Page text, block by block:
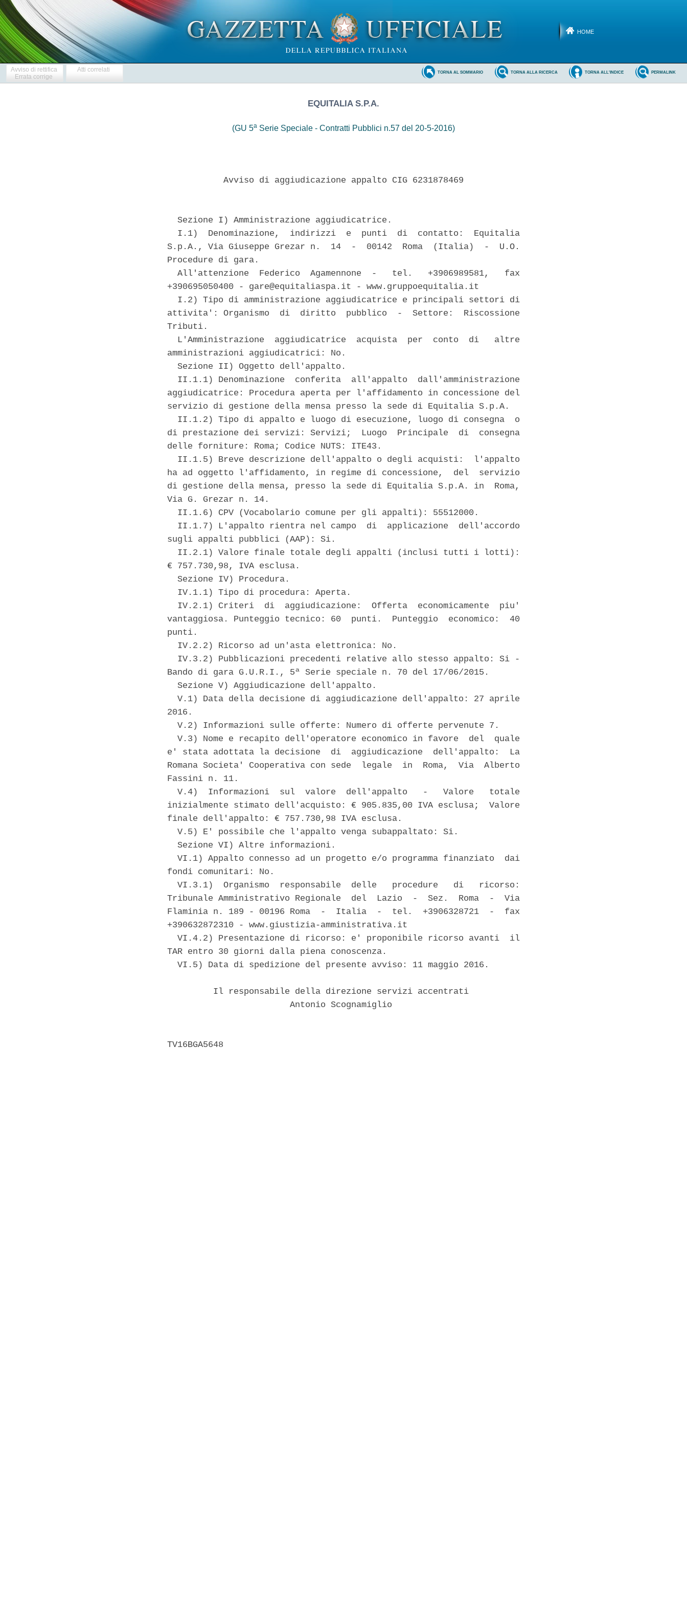
HOME
Avviso di rettifica
Errata corrige
Atti correlati PERMALINK
TORNA ALL'INDICE
TORNA ALLA RICERCA
TORNA AL SOMMARIO
EQUITALIA S.P.A.
(GU 5a Serie Speciale - Contratti Pubblici n.57 del 20-5-2016)
           Avviso di aggiudicazione appalto CIG 6231878469
  Sezione I) Amministrazione aggiudicatrice.
  I.1)  Denominazione,  indirizzi  e  punti  di  contatto:  Equitalia
S.p.A., Via Giuseppe Grezar n.  14  -  00142  Roma  (Italia)  -  U.O.
Procedure di gara.
  All'attenzione  Federico  Agamennone  -   tel.   +3906989581,   fax
+390695050400 - gare@equitaliaspa.it - www.gruppoequitalia.it
  I.2) Tipo di amministrazione aggiudicatrice e principali settori di
attivita': Organismo  di  diritto  pubblico  -  Settore:  Riscossione
Tributi.
  L'Amministrazione  aggiudicatrice  acquista  per  conto  di   altre
amministrazioni aggiudicatrici: No.
  Sezione II) Oggetto dell'appalto.
  II.1.1) Denominazione  conferita  all'appalto  dall'amministrazione
aggiudicatrice: Procedura aperta per l'affidamento in concessione del
servizio di gestione della mensa presso la sede di Equitalia S.p.A.
  II.1.2) Tipo di appalto e luogo di esecuzione, luogo di consegna  o
di prestazione dei servizi: Servizi;  Luogo  Principale  di  consegna
delle forniture: Roma; Codice NUTS: ITE43.
  II.1.5) Breve descrizione dell'appalto o degli acquisti:  l'appalto
ha ad oggetto l'affidamento, in regime di concessione,  del  servizio
di gestione della mensa, presso la sede di Equitalia S.p.A. in  Roma,
Via G. Grezar n. 14.
  II.1.6) CPV (Vocabolario comune per gli appalti): 55512000.
  II.1.7) L'appalto rientra nel campo  di  applicazione  dell'accordo
sugli appalti pubblici (AAP): Si.
  II.2.1) Valore finale totale degli appalti (inclusi tutti i lotti):
€ 757.730,98, IVA esclusa.
  Sezione IV) Procedura.
  IV.1.1) Tipo di procedura: Aperta.
  IV.2.1) Criteri  di  aggiudicazione:  Offerta  economicamente  piu'
vantaggiosa. Punteggio tecnico: 60  punti.  Punteggio  economico:  40
punti.
  IV.2.2) Ricorso ad un'asta elettronica: No.
  IV.3.2) Pubblicazioni precedenti relative allo stesso appalto: Si -
Bando di gara G.U.R.I., 5ª Serie speciale n. 70 del 17/06/2015.
  Sezione V) Aggiudicazione dell'appalto.
  V.1) Data della decisione di aggiudicazione dell'appalto: 27 aprile
2016.
  V.2) Informazioni sulle offerte: Numero di offerte pervenute 7.
  V.3) Nome e recapito dell'operatore economico in favore  del  quale
e' stata adottata la decisione  di  aggiudicazione  dell'appalto:  La
Romana Societa' Cooperativa con sede  legale  in  Roma,  Via  Alberto
Fassini n. 11.
  V.4)  Informazioni  sul  valore  dell'appalto   -   Valore   totale
inizialmente stimato dell'acquisto: € 905.835,00 IVA esclusa;  Valore
finale dell'appalto: € 757.730,98 IVA esclusa.
  V.5) E' possibile che l'appalto venga subappaltato: Si.
  Sezione VI) Altre informazioni.
  VI.1) Appalto connesso ad un progetto e/o programma finanziato  dai
fondi comunitari: No.
  VI.3.1)  Organismo  responsabile  delle   procedure   di   ricorso:
Tribunale Amministrativo Regionale  del  Lazio  -  Sez.  Roma  -  Via
Flaminia n. 189 - 00196 Roma  -  Italia  -  tel.  +3906328721  -  fax
+390632872310 - www.giustizia-amministrativa.it
  VI.4.2) Presentazione di ricorso: e' proponibile ricorso avanti  il
TAR entro 30 giorni dalla piena conoscenza.
  VI.5) Data di spedizione del presente avviso: 11 maggio 2016.
         Il responsabile della direzione servizi accentrati
                        Antonio Scognamiglio